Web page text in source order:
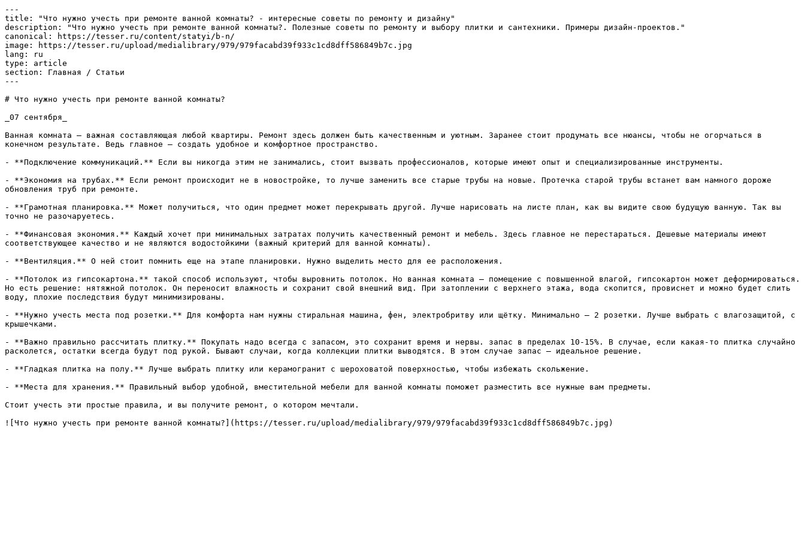
---
title: "Что нужно учесть при ремонте ванной комнаты? - интересные советы по ремонту и дизайну"
description: "Что нужно учесть при ремонте ванной комнаты?. Полезные советы по ремонту и выбору плитки и сантехники. Примеры дизайн-проектов."
canonical: https://tesser.ru/content/statyi/b-n/
image: https://tesser.ru/upload/medialibrary/979/979facabd39f933c1cd8dff586849b7c.jpg
lang: ru
type: article
section: Главная / Статьи
---
# Что нужно учесть при ремонте ванной комнаты?
_07 сентября_
Ванная комната — важная составляющая любой квартиры. Ремонт здесь должен быть качественным и уютным. Заранее стоит продумать все нюансы, чтобы не огорчаться в
конечном результате. Ведь главное – создать удобное и комфортное пространство.
- **Подключение коммуникаций.** Если вы никогда этим не занимались, стоит вызвать профессионалов, которые имеют опыт и специализированные инструменты.
- **Экономия на трубах.** Если ремонт происходит не в новостройке, то лучше заменить все старые трубы на новые. Протечка старой трубы встанет вам намного дороже
обновления труб при ремонте.
- **Грамотная планировка.** Может получиться, что один предмет может перекрывать другой. Лучше нарисовать на листе план, как вы видите свою будущую ванную. Так вы
точно не разочаруетесь.
- **Финансовая экономия.** Каждый хочет при минимальных затратах получить качественный ремонт и мебель. Здесь главное не перестараться. Дешевые материалы имеют
соответствующее качество и не являются водостойкими (важный критерий для ванной комнаты).
- **Вентиляция.** О ней стоит помнить еще на этапе планировки. Нужно выделить место для ее расположения.
- **Потолок из гипсокартона.** такой способ используют, чтобы выровнить потолок. Но ванная комната – помещение с повышенной влагой, гипсокартон может деформироваться.
Но есть решение: нятяжной потолок. Он переносит влажность и сохранит свой внешний вид. При затоплении с верхнего этажа, вода скопится, провиснет и можно будет слить
воду, плохие последствия будут минимизированы.
- **Нужно учесть места под розетки.** Для комфорта нам нужны стиральная машина, фен, электробритву или щётку. Минимально – 2 розетки. Лучше выбрать с влагозащитой, с
крышечками.
- **Важно правильно рассчитать плитку.** Покупать надо всегда с запасом, это сохранит время и нервы. запас в пределах 10-15%. В случае, если какая-то плитка случайно
расколется, остатки всегда будут под рукой. Бывают случаи, когда коллекции плитки выводятся. В этом случае запас – идеальное решение.
- **Гладкая плитка на полу.** Лучше выбрать плитку или керамогранит с шероховатой поверхностью, чтобы избежать скольжение.
- **Места для хранения.** Правильный выбор удобной, вместительной мебели для ванной комнаты поможет разместить все нужные вам предметы.
Стоит учесть эти простые правила, и вы получите ремонт, о котором мечтали.
![Что нужно учесть при ремонте ванной комнаты?](https://tesser.ru/upload/medialibrary/979/979facabd39f933c1cd8dff586849b7c.jpg)